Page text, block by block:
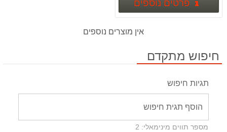
פרטים נוספים
אין מוצרים נוספים
חיפוש מתקדם
תגיות חיפוש
מספר תווים מינימאלי: 2